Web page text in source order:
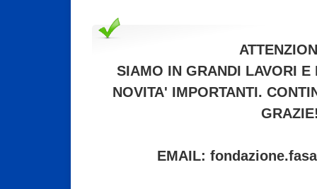
SIAMO IN GRANDI LAVORI E
NOVITA' IMPORTANTI.
EMAIL: